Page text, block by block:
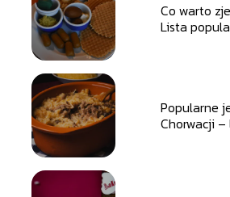
Co warto
Lista
Popularne
Chorwacji